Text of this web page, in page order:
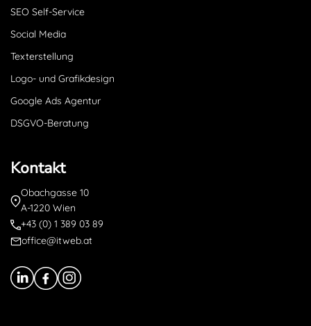
SEO Self-Service
Social Media
Texterstellung
Logo- und Grafikdesign
Google Ads Agentur
DSGVO-Beratung
Kontakt
Obachgasse 10
A-1220 Wien
+43 (0) 1 389 03 89
office@itweb.at